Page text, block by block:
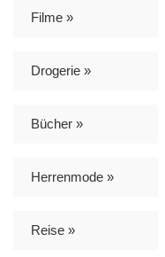
Filme »
Drogerie »
Bücher »
Herrenmode »
Reise »